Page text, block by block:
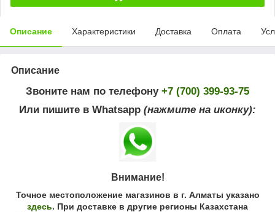
Описание Характеристики Доставка Оплата
Описание
Звоните нам по телефону +7 (700) 399-93-75
Или пишите в Whatsapp (нажмите на иконку):
Внимание!
Точное местоположение магазинов в г. Алматы указано
здесь. При доставке в другие регионы Казахстана